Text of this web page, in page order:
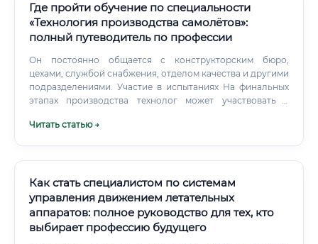
Это сложная, многозадачная работа, которая требует
системного мышления, внимания к деталям и умения
работать в команде.
Где пройти обучение по специальности
«Технология производства самолётов»:
полный путеводитель по профессии
Он постоянно общается с конструкторским бюро,
цехами, службой снабжения, отделом качества и другими
подразделениями. Участие в испытаниях На финальных
этапах производства технолог может участвовать в
работоспособности всех систем и оформлении
автоматизированные производственные линии,
роботизированную сборку, аддитивные технологии (3D-
печать металлических деталей), виртуальное
моделирование производственных процессов.
Читать статью →
Как стать специалистом по системам
управления движением летательных
аппаратов: полное руководство для тех, кто
выбирает профессию будущего